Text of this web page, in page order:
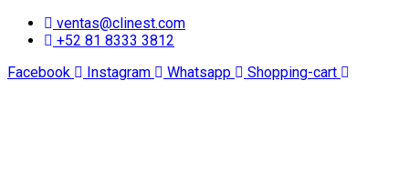
ventas@clinest.com
+52 81 8333 3812
Facebook
Instagram Whatsapp Shopping-cart